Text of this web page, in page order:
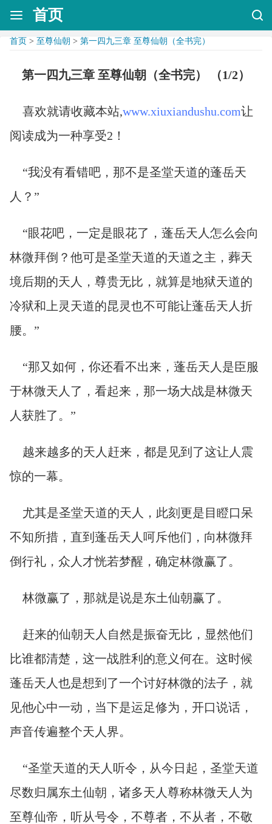
首页
首页 > 至尊仙朝 > 第一四九三章 至尊仙朝（全书完）
第一四九三章 至尊仙朝（全书完） （1/2）
喜欢就请收藏本站,www.xiuxiandushu.com让
阅读成为一种享受2！
“我没有看错吧，那不是圣堂天道的蓬岳天
人？”
“眼花吧，一定是眼花了，蓬岳天人怎么会向
林微拜倒？他可是圣堂天道的天道之主，葬天
境后期的天人，尊贵无比，就算是地狱天道的
冷狱和上灵天道的昆灵也不可能让蓬岳天人折
腰。”
“那又如何，你还看不出来，蓬岳天人是臣服
于林微天人了，看起来，那一场大战是林微天
人获胜了。”
越来越多的天人赶来，都是见到了这让人震
惊的一幕。
尤其是圣堂天道的天人，此刻更是目瞪口呆
不知所措，直到蓬岳天人呵斥他们，向林微拜
倒行礼，众人才恍若梦醒，确定林微赢了。
林微赢了，那就是说是东土仙朝赢了。
赶来的仙朝天人自然是振奋无比，显然他们
比谁都清楚，这一战胜利的意义何在。这时候
蓬岳天人也是想到了一个讨好林微的法子，就
见他心中一动，当下是运足修为，开口说话，
声音传遍整个天人界。
“圣堂天道的天人听令，从今日起，圣堂天道
尽数归属东土仙朝，诸多天人尊称林微天人为
至尊仙帝，听从号令，不尊者，不从者，不敬